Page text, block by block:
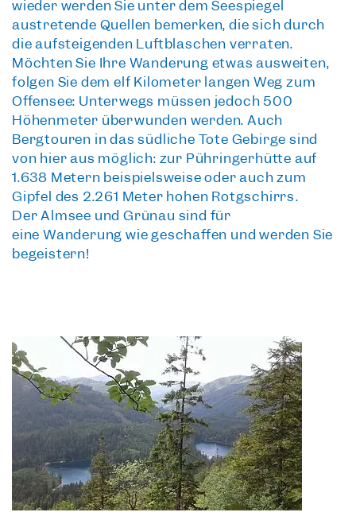
wieder werden Sie unter dem Seespiegel
austretende Quellen bemerken, die sich durch
die aufsteigenden Luftbläschen verraten.
Möchten Sie Ihre Wanderung etwas ausweiten,
folgen Sie dem elf Kilometer langen Weg zum
Offensee: Unterwegs müssen jedoch 500
Höhenmeter überwunden werden. Auch
Bergtouren in das südliche Tote Gebirge sind
von hier aus möglich: zur Pühringerhütte auf
1.638 Metern beispielsweise oder auch zum
Gipfel des 2.261 Meter hohen Rotgschirrs.
DerAlmsee und Grünau sind für
eine Wanderung wie geschaffen und werden Sie
begeistern!